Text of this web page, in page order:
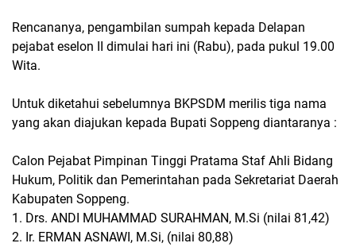
Rencananya, pengambilan sumpah kepada Delapan
pejabat eselon II dimulai hari ini (Rabu), pada pukul 19.00
Wita.
Untuk diketahui sebelumnya BKPSDM merilis tiga nama
yang akan diajukan kepada Bupati Soppeng diantaranya :
Calon Pejabat Pimpinan Tinggi Pratama Staf Ahli Bidang
Hukum, Politik dan Pemerintahan pada Sekretariat Daerah
Kabupaten Soppeng.
1. Drs. ANDI MUHAMMAD SURAHMAN, M.Si (nilai 81,42)
2. Ir. ERMAN ASNAWI, M.Si, (nilai 80,88)